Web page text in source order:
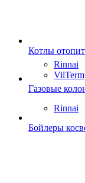
Котлы
Rinnai
VilTerm
Газовые
Rinnai
Бойлеры